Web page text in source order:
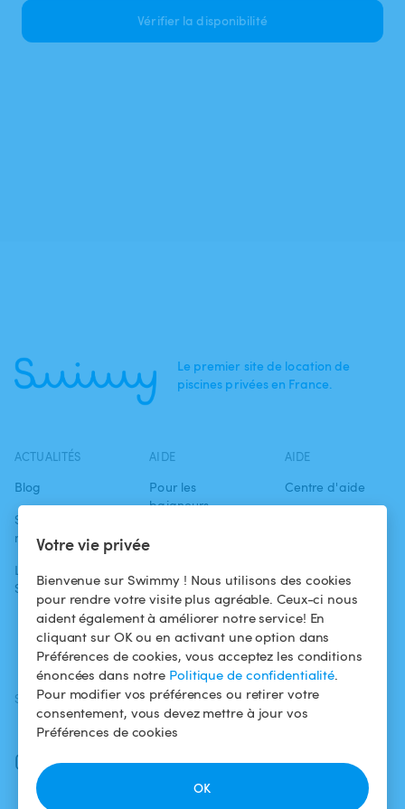
Votre vie privée
Bienvenue sur Swimmy ! Nous utilisons des cookies
pour rendre votre visite plus agréable. Ceux-ci nous
aident également à améliorer notre service! En
cliquant sur OK ou en activant une option dans
Préférences de cookies, vous acceptez les conditions
énoncées dans notre Politique de confidentialité.
Pour modifier vos préférences ou retirer votre
consentement, vous devez mettre à jour vos
Préférences de cookies
OK
Vérifier la disponibilité
Le premier site de location de
piscines privées en France.
ACTUALITÉS
Blog
Swimmy dans les
médias
L'aventure
Swimmy
AIDE
Pour les
baigneurs
Louer ma piscine
Comment ça
marche ?
AIDE
Centre d'aide
confidentialité
Mentions légales
SUIVEZ-NOUS
Facebook
Instagram
TÉLÉCHARGEZ L'APP